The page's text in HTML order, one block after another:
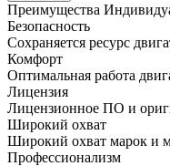
Преимущества
Безопасность
Сохраняется ресурс
Комфорт
Оптимальная работа
Лицензия
Лицензионное ПО и
Широкий охват
Широкий охват марок и
Профессионализм